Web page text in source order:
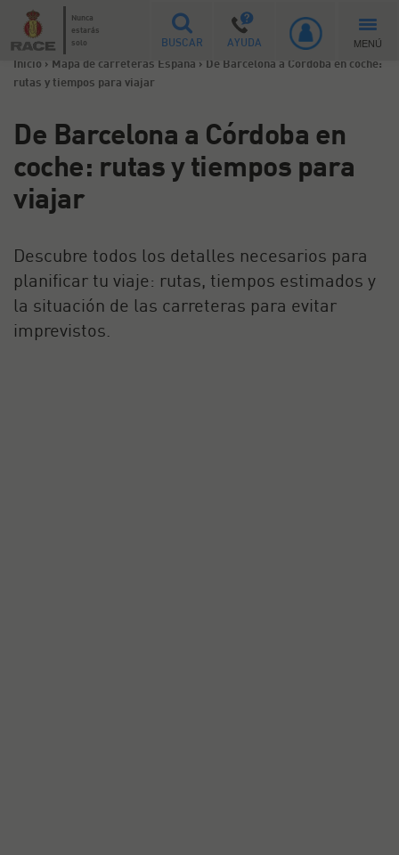
Nunca
estarás
solo
BUSCAR AYUDA
MENÚ
Inicio > Mapa de carreteras España > De Barcelona a Córdoba en coche:
rutas y tiempos para viajar
De Barcelona a Córdoba en
coche: rutas y tiempos para
viajar
Descubre todos los detalles necesarios para
planificar tu viaje: rutas, tiempos estimados y
la situación de las carreteras para evitar
imprevistos.